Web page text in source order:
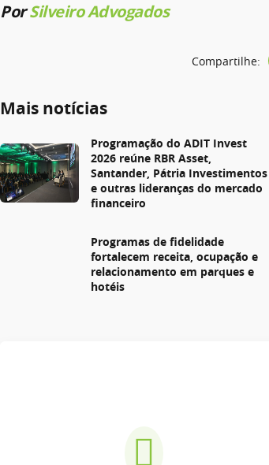
PorSilveiro Advogados
Compartilhe:
Mais notícias
Programação do ADIT Invest
2026 reúne RBR Asset,
Santander, Pátria Investimentos
e outras lideranças do mercado
financeiro
Programas de fidelidade
fortalecem receita, ocupação e
relacionamento em parques e
hotéis